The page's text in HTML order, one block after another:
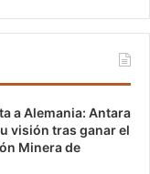
a Alemania: Antara
visión tras ganar el
Minera de